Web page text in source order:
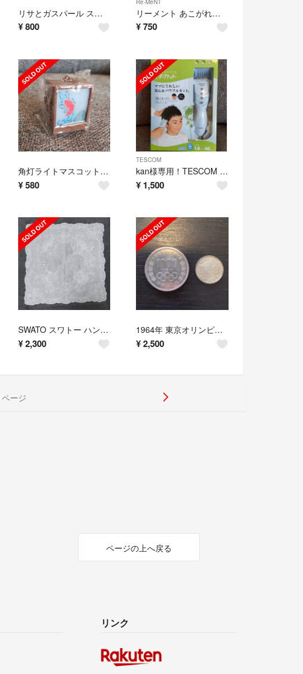
リサとガスパール スクエア缶バッジ(こうべにいく)
¥ 800
リーメント あこがれ食器コレクション クリスタル
¥750
角灯ライトマスコット 滝と鯉 カプセルトイ ガチャ
¥ 580
TESCOM
kan様専用！TESCOM テスコム スキカット 未使用品
¥ 1,500
SWATO スワトー ハンカチ 29x29
¥ 2,300
1964年 東京オリンピック 1000円+100円硬貨
¥2,500
ージ
ページの上へ戻る
リンク